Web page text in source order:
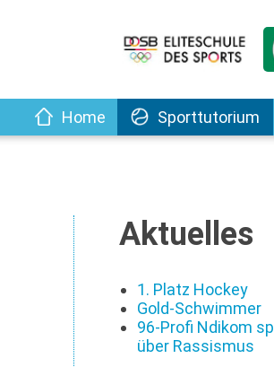
Home
Sporttutorium
Aktuelles
1. Platz Hockey
Gold-Schwimmer
96-Profi Ndikom
über Rassismus